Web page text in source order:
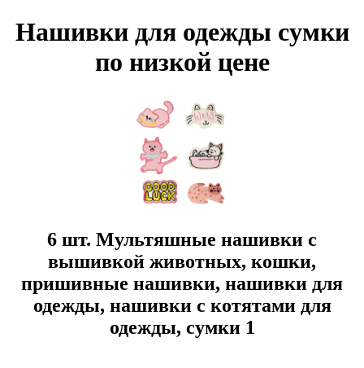
Нашивки для одежды сумки
по низкой цене
6 шт. Мультяшные нашивки с
вышивкой животных, кошки,
пришивные нашивки, нашивки для
одежды, нашивки с котятами для
одежды, сумки 1